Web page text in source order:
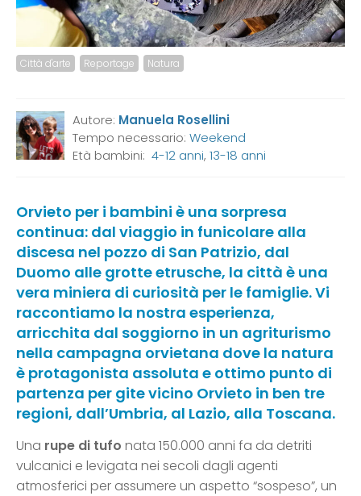
Città d'arte Reportage Natura
Autore: Manuela Rosellini
Tempo necessario: Weekend
Età bambini: 4-12 anni, 13-18 anni
Orvieto per i bambini è una sorpresa
continua: dal viaggio in funicolare alla
discesa nel pozzo di San Patrizio, dal
Duomo alle grotte etrusche, la città è una
vera miniera di curiosità per le famiglie. Vi
raccontiamo la nostra esperienza,
arricchita dal soggiorno in un agriturismo
nella campagna orvietana dove la natura
è protagonista assoluta e ottimo punto di
partenza per gite vicino Orvieto in ben tre
regioni, dall’Umbria, al Lazio, alla Toscana.
Una rupe di tufo nata 150.000 anni fa da detriti
vulcanici e levigata nei secoli dagli agenti
atmosferici per assumere un aspetto “sospeso”, un